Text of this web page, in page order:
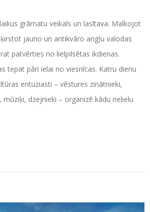
grāmatu veikals un lasītava. Malkojot
jauno un antikvāro angļu valodas
patvērties no lielpilsētas ikdienas.
tepat pāri ielai no viesnīcas. Katru dienu
entuziasti – vēstures zinātnieki,
dzejnieki – organizē kādu nelielu